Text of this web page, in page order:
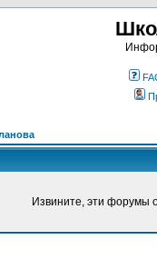
Извините, эти форумы